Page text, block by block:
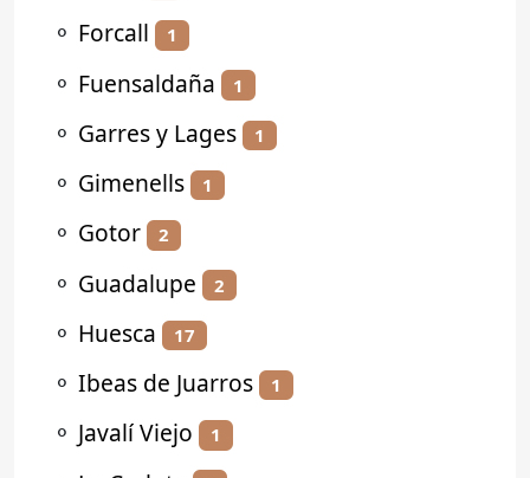
⚬ Forcall 1
⚬ Fuensaldaña 1
⚬ Garres y Lages 1
⚬ Gimenells 1
⚬ Gotor 2
⚬ Guadalupe 2
⚬ Huesca 17
⚬ Ibeas de Juarros 1
⚬ Javalí Viejo 1